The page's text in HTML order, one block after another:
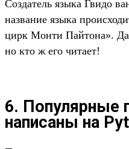
Создатель языка Гвидо
название языка
цирк Монти Пайтона».
но кто ж его читает!
6. Популярные
написаны на